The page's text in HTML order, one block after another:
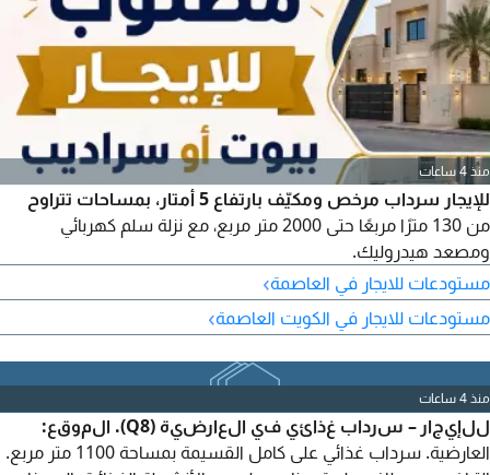
منذ 4 ساعات
للإيجار سرداب مرخص ومكيّف بارتفاع 5 أمتار، بمساحات تتراوح
من 130 مترًا مربعًا حتى 2000 متر مربع، مع نزلة سلم كهربائي
ومصعد هيدروليك.
مستودعات للايجار في العاصمة›
مستودعات للايجار في الكويت العاصمة›
منذ 4 ساعات
للإيجار – سرداب غذائي في العارضية (Q8). الموقع:
العارضية. سرداب غذائي على كامل القسيمة بمساحة 1100 متر مربع.